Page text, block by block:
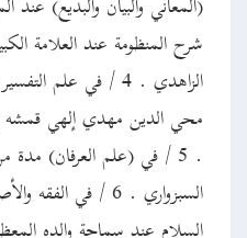
شرح المنظومة عند العلامة
الزاهدي . 4 / في علم
محي الدين مهدي إلهي
. 5 / في (علم العرفان)
السبزواري . 6 / في